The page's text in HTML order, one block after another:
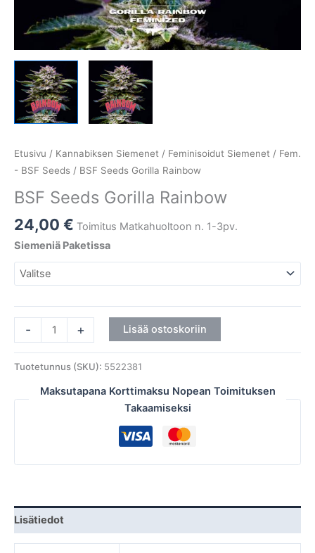
Etusivu / Kannabiksen Siemenet / Feminisoidut Siemenet / Fem.
- BSF Seeds / BSF Seeds Gorilla Rainbow
BSF Seeds Gorilla Rainbow
24,00 € Toimitus Matkahuoltoon n. 1-3pv.
Siemeniä Paketissa
- + Lisää ostoskoriin
Tuotetunnus (SKU): 5522381
Maksutapana Korttimaksu Nopean Toimituksen
Takaamiseksi
Lisätiedot